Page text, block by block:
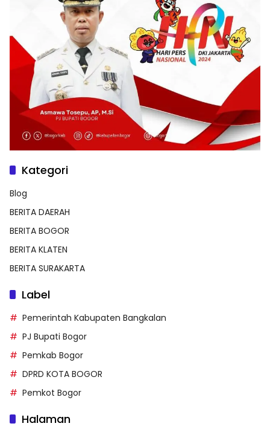
Kategori
Blog
BERITA DAERAH
BERITA BOGOR
BERITA KLATEN
BERITA SURAKARTA
Label
Pemerintah Kabupaten Bangkalan
PJ Bupati Bogor
Pemkab Bogor
DPRD KOTA BOGOR
Pemkot Bogor
Halaman